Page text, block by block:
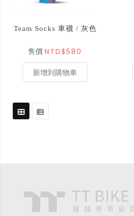
Team Socks 車襪 / 灰色
售價 NTD$580
新增到購物車